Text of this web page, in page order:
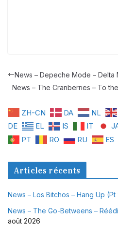
News – Depeche Mode – Delta
News – The Cranberries – To
ZH-CN DA NL
DE
EL IS IT
PT
RO RU ES
Articles récents
News – Los Bitchos – Hang Up (Pt
News – The Go-Betweens –
août 2026